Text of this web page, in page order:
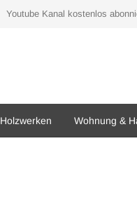
Youtube Kanal kostenlos
Holzwerken Wohnung &